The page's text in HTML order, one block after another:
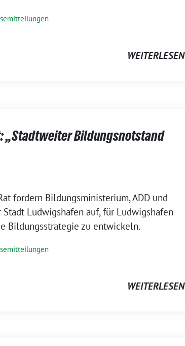
WEITERLESEN
„Stadtweiter Bildungsnotstand
fordern Bildungsministerium, ADD und
Stadt Ludwigshafen auf, für Ludwigshafen
Bildungsstrategie zu entwickeln.
WEITERLESEN